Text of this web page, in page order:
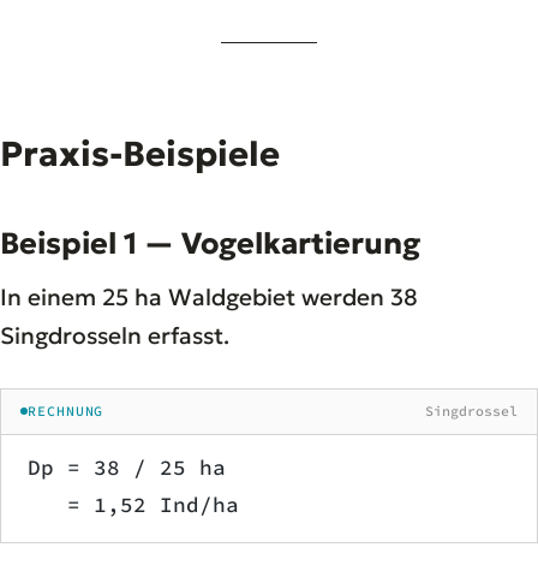
Praxis-Beispiele
Beispiel 1 — Vogelkartierung
In einem 25 ha Waldgebiet werden 38
Singdrosseln erfasst.
RECHNUNG Singdrossel
Dp = 38 / 25 ha
   = 1,52 Ind/ha